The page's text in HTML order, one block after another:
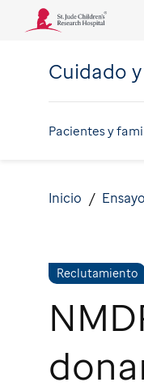
Cuidado
Pacientes y
Inicio
Reclutamiento